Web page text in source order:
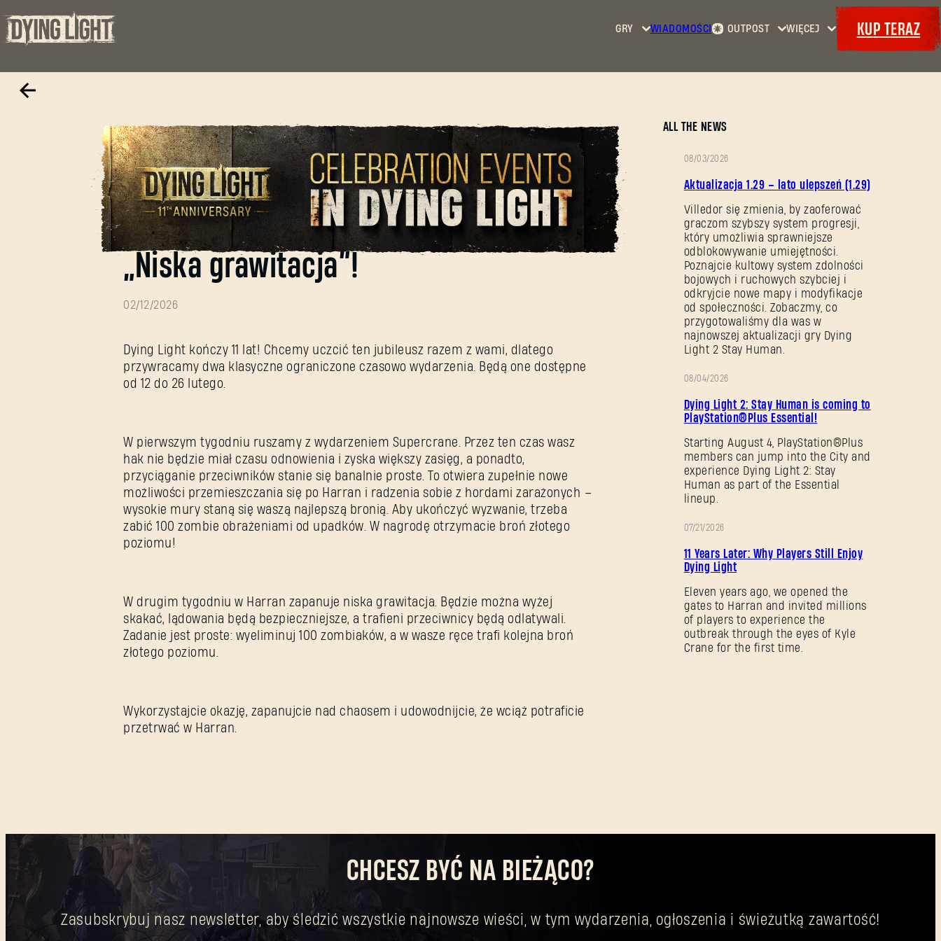
GRY
Dying
Light
WIADOMOŚCI OUTPOST
główna
WIĘCEJ
Wydarzenia
Bajery
KUP TERAZ
Powrót wydarzeń „Supercrane” i
„Niska grawitacja”!
02/12/2026
Dying Light kończy 11 lat! Chcemy uczcić ten jubileusz razem z wami, dlatego
przywracamy dwa klasyczne ograniczone czasowo wydarzenia. Będą one dostępne
od 12 do 26 lutego.
W pierwszym tygodniu ruszamy z wydarzeniem Supercrane. Przez ten czas wasz
hak nie będzie miał czasu odnowienia i zyska większy zasięg, a ponadto,
przyciąganie przeciwników stanie się banalnie proste. To otwiera zupełnie nowe
możliwości przemieszczania się po Harran i radzenia sobie z hordami zarażonych –
wysokie mury staną się waszą najlepszą bronią. Aby ukończyć wyzwanie, trzeba
zabić 100 zombie obrażeniami od upadków. W nagrodę otrzymacie broń złotego
poziomu!
W drugim tygodniu w Harran zapanuje niska grawitacja. Będzie można wyżej
skakać, lądowania będą bezpieczniejsze, a trafieni przeciwnicy będą odlatywali.
Zadanie jest proste: wyeliminuj 100 zombiaków, a w wasze ręce trafi kolejna broń
złotego poziomu.
Wykorzystajcie okazję, zapanujcie nad chaosem i udowodnijcie, że wciąż potraficie
przetrwać w Harran.
ALL THE NEWS
PATCHA
08/03/2026
Aktualizacja 1.29 – lato ulepszeń (1.29)
Villedor się zmienia, by zaoferować
graczom szybszy system progresji,
który umożliwia sprawniejsze
odblokowywanie umiejętności.
Poznajcie kultowy system zdolności
bojowych i ruchowych szybciej i
odkryjcie nowe mapy i modyfikacje
od społeczności. Zobaczmy, co
przygotowaliśmy dla was w
najnowszej aktualizacji gry Dying
Light 2 Stay Human.
08/04/2026
Dying Light 2: Stay Human is coming to
PlayStation®Plus Essential!
Starting August 4, PlayStation®Plus
members can jump into the City and
experience Dying Light 2: Stay
Human as part of the Essential
lineup.
07/21/2026
11 Years Later: Why Players Still Enjoy
Dying Light
Eleven years ago, we opened the
gates to Harran and invited millions
of players to experience the
outbreak through the eyes of Kyle
Crane for the first time.
CHCESZ BYĆ NA BIEŻĄCO?
Zasubskrybuj nasz newsletter, aby śledzić wszystkie najnowsze wieści, w tym wydarzenia, ogłoszenia i świeżutką zawartość!
ZALOGUJ SIĘ
Adres e-mail
Hasło
Caps
Nie pamiętasz hasła?